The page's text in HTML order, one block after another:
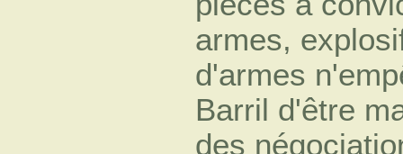
armes,
d'armes
Barril d'être
des